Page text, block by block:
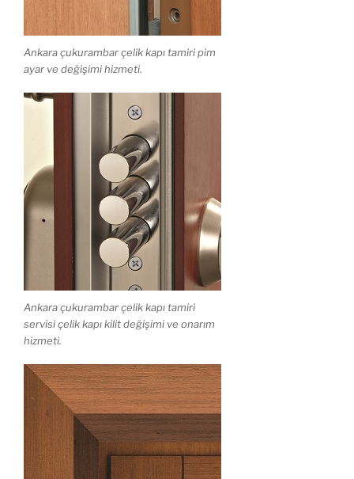
Ankara çukurambar çelik kapı tamiri pim
ayar ve değişimi hizmeti.
Ankara çukurambar çelik kapı tamiri
servisi çelik kapı kilit değişimi ve onarım
hizmeti.